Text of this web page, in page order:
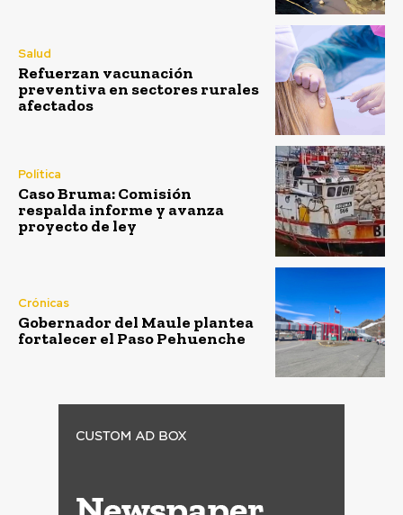
Salud
Refuerzan vacunación
preventiva en sectores rurales
afectados
Política
Caso Bruma: Comisión
respalda informe y avanza
proyecto de ley
Crónicas
Gobernador del Maule plantea
fortalecer el Paso Pehuenche